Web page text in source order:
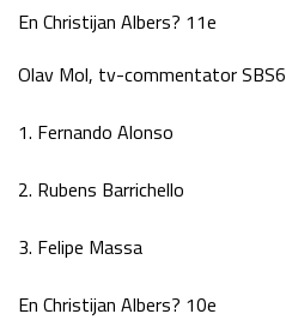
En Christijan Albers? 11e
Olav Mol, tv-commentator SBS6
1. Fernando Alonso
2. Rubens Barrichello
3. Felipe Massa
En Christijan Albers? 10e